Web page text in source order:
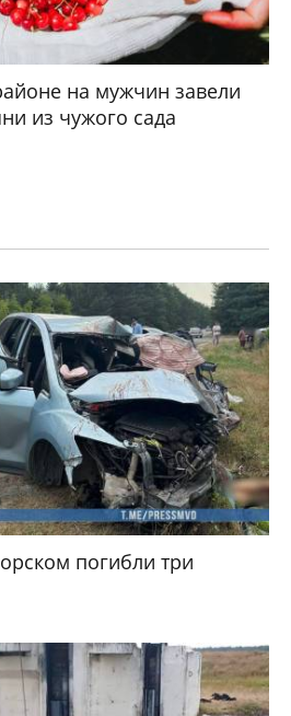
на мужчин завели
из чужого сада
погибли три